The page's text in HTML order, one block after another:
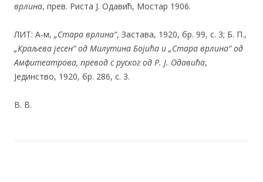
врлина, прев. Риста Ј. Одавић, Мостар 1906.
ЛИТ: А-м, „Стара врлина“, Застава, 1920, бр. 99, с. 3; Б. П.,
„Краљева јесен“ од Милутина Бојића и „Стара врлина“ од
Амфитеатрова, превод с руског од Р. Ј. Одавића,
Јединство, 1920, бр. 286, с. 3.
В. В.